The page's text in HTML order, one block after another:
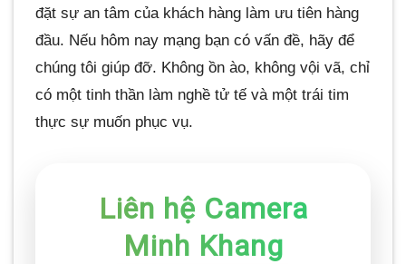
đặt sự an tâm của khách hàng làm ưu tiên hàng
đầu. Nếu hôm nay mạng bạn có vấn đề, hãy để
chúng tôi giúp đỡ. Không ồn ào, không vội vã, chỉ
có một tinh thần làm nghề tử tế và một trái tim
thực sự muốn phục vụ.
Liên hệ Camera
Minh Khang